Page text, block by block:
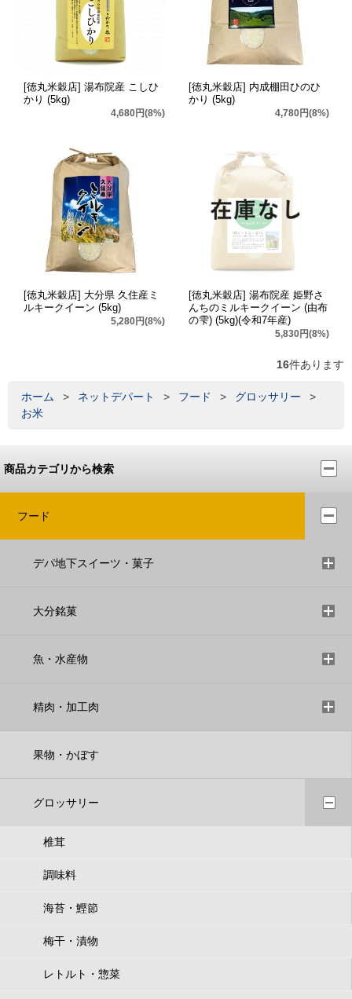
[徳丸米穀店] 湯布院産 こしひ
かり (5kg)
4,680円(8%)
[徳丸米穀店] 内成棚田ひのひ
かり (5kg)
4,780円(8%)
[徳丸米穀店] 大分県 久住産ミ
ルキークイーン (5kg)
5,280円(8%)
[徳丸米穀店] 湯布院産 姫野さ
んちのミルキークイーン (由布
の雫) (5kg)(令和7年産)
5,830円(8%)
16件あります
ホーム > ネットデパート > フード > グロッサリー
>
お米
商品カテゴリから検索
フード
デパ地下スイーツ・菓子
大分銘菓
魚・水産物
精肉・加工肉
果物・かぼす
グロッサリー
椎茸
調味料
海苔・鰹節
梅干・漬物
レトルト・惣菜